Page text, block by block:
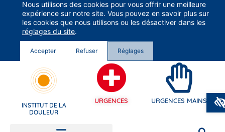
Groupe Vivalto Santé
Entre nous, la vie
INSTITUT DE LA
DOULEUR
URGENCES URGENCES MAINS
Nous utilisons des cookies pour vous offrir une meilleure
expérience sur notre site. Vous pouvez en savoir plus sur
les cookies que nous utilisons ou les désactiver dans les
réglages du site.
Accepter Refuser Réglages